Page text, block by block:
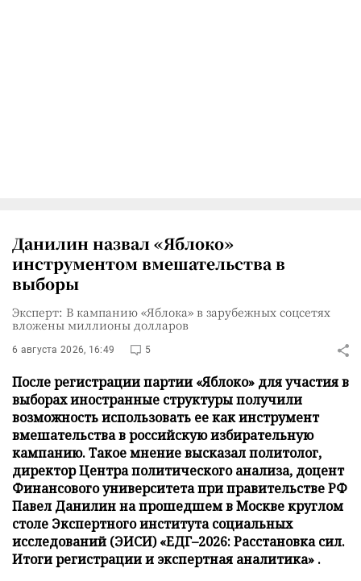
Данилин назвал «Яблоко»
инструментом вмешательства в
выборы
Эксперт: В кампанию «Яблока» в зарубежных соцсетях
вложены миллионы долларов
6 августа 2026, 16:49 5
После регистрации партии «Яблоко» для участия в
выборах иностранные структуры получили
возможность использовать ее как инструмент
вмешательства в российскую избирательную
кампанию. Такое мнение высказал политолог,
директор Центра политического анализа, доцент
Финансового университета при правительстве РФ
Павел Данилин на прошедшем в Москве круглом
столе Экспертного института социальных
исследований (ЭИСИ) «ЕДГ–2026: Расстановка сил.
Итоги регистрации и экспертная аналитика» .